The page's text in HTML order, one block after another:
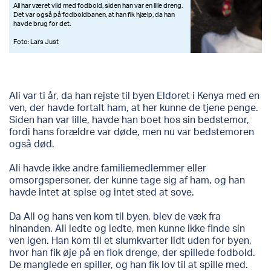
Ali har været vild med fodbold, siden han var en lille dreng.
Det var også på fodboldbanen, at han fik hjælp, da han
havde brug for det.
Foto: Lars Just
Ali var ti år, da han rejste til byen Eldoret i Kenya med en
ven, der havde fortalt ham, at her kunne de tjene penge.
Siden han var lille, havde han boet hos sin bedstemor,
fordi hans forældre var døde, men nu var bedstemoren
også død.
Ali havde ikke andre familiemedlemmer eller
omsorgspersoner, der kunne tage sig af ham, og han
havde intet at spise og intet sted at sove.
Da Ali og hans ven kom til byen, blev de væk fra
hinanden. Ali ledte og ledte, men kunne ikke finde sin
ven igen. Han kom til et slumkvarter lidt uden for byen,
hvor han fik øje på en flok drenge, der spillede fodbold.
De manglede en spiller, og han fik lov til at spille med.